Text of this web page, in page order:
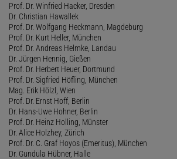
Prof. Dr. Winfried Hacker, Dresden
Dr. Christian Hawallek
Prof. Dr. Wolfgang Heckmann, Magdeburg
Prof. Dr. Kurt Heller, München
Prof. Dr. Andreas Helmke, Landau
Dr. Jürgen Hennig, Gießen
Prof. Dr. Herbert Heuer, Dortmund
Prof. Dr. Sigfried Höfling, München
Mag. Erik Hölzl, Wien
Prof. Dr. Ernst Hoff, Berlin
Dr. Hans-Uwe Hohner, Berlin
Prof. Dr. Heinz Holling, Münster
Dr. Alice Holzhey, Zürich
Prof. Dr. C. Graf Hoyos (Emeritus), München
Dr. Gundula Hübner, Halle